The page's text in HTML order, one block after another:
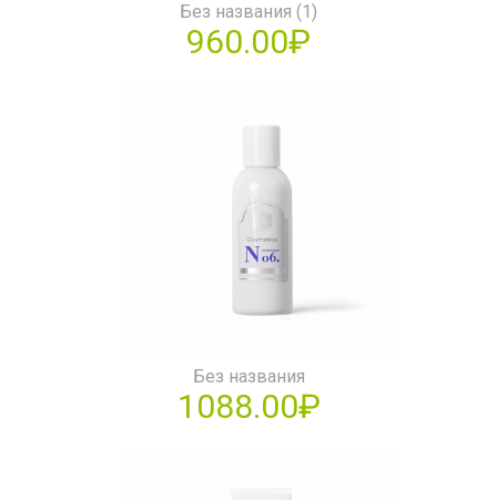
Без названия (1)
960.00₽
Без названия
1088.00₽